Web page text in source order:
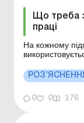
Що треба
праці
На кожному
та видами
див. нижче. Більше за
0 0 176